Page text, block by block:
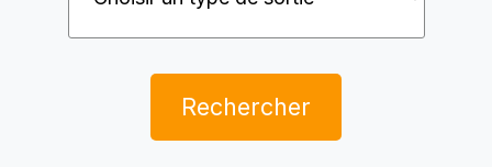
Rechercher